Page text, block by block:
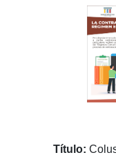
Título: